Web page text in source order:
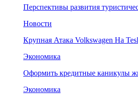
Перспективы развития
Новости
Крупная Атака Volkswagen На
Экономика
Оформить кредитные каникулы
Экономика